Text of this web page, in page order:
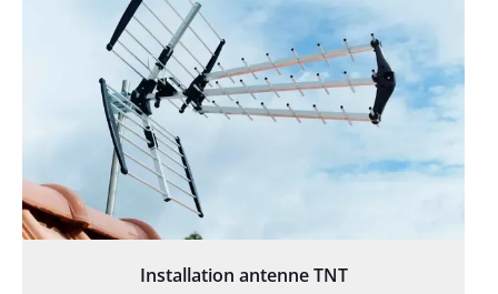
Installation antenne TNT